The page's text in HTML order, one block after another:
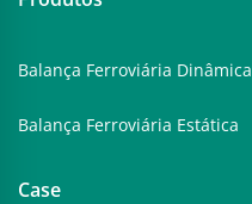
Balança Ferroviária Dinâmica
Balança Ferroviária Estática
Case